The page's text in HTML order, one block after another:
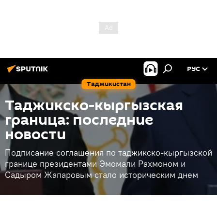
Таджикистан
РУС
Таджикско-кыргызская
граница: последние
новости
Подписание соглашения по таджикско-кыргызской
границе президентами Эмомали Рахмоном и
Садыром Жапаровым стало историческим днем